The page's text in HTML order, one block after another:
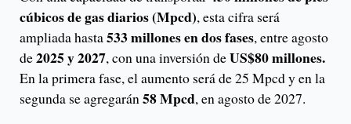
cúbicos de gas diarios (Mpcd), esta cifra será
ampliada hasta533 millones en dos fases, entre agosto
de2025 y 2027, con una inversión deUS$80 millones.
En la primera fase, el aumento será de 25 Mpcd y en la
segunda se agregarán58Mpcd, en agosto de 2027.